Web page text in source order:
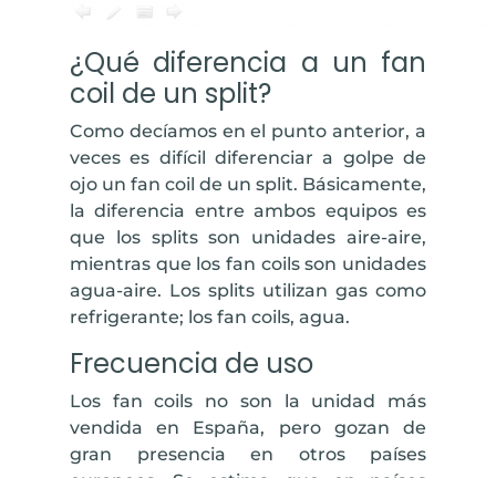
¿Qué diferencia a un fan
coil de un split?
Como decíamos en el punto anterior, a
veces es difícil diferenciar a golpe de
ojo un fan coil de un split. Básicamente,
la diferencia entre ambos equipos es
que los splits son unidades aire-aire,
mientras que los fan coils son unidades
agua-aire. Los splits utilizan gas como
refrigerante; los fan coils, agua.
Frecuencia de uso
Los fan coils no son la unidad más
vendida en España, pero gozan de
gran presencia en otros países